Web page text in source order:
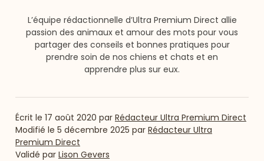
L’équipe rédactionnelle d’Ultra Premium Direct allie
passion des animaux et amour des mots pour vous
partager des conseils et bonnes pratiques pour
prendre soin de nos chiens et chats et en
apprendre plus sur eux.
Écrit le 17 août 2020 par Rédacteur Ultra Premium Direct
Modifié le 5 décembre 2025 par Rédacteur Ultra
Premium Direct
Validé par Lison Gevers